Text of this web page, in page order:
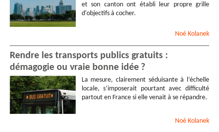
et son canton ont établi leur propre grille
d'objectifs à cocher.
Noé Kolanek
Rendre les transports publics gratuits :
démagogie ou vraie bonne idée ?
La mesure, clairement séduisante à l’échelle
locale, s’imposerait pourtant avec difficulté
partout en France si elle venait à se répandre.
Noé Kolanek